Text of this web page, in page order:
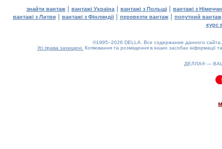
знайти вантаж | вантажі Україна | вантажі з Польщі | вантажі з
вантажі з Литви | вантажі з Фінляндії| перевезти вантаж| попутний вантаж
курс
©1995–2026 DELLA. Все содержание данного
Усі права захищені. Копіювання та розміщення в інших засобах інформації
ДЕЛЛА® —